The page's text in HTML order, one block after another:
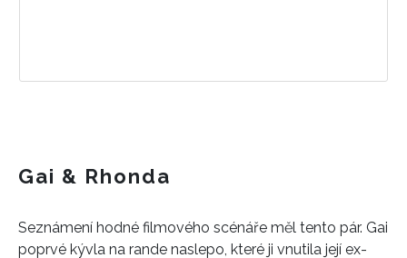
Gai & Rhonda
Seznámení hodné filmového scénáře měl tento pár. Gai
poprvé kývla na rande naslepo, které ji vnutila její ex-